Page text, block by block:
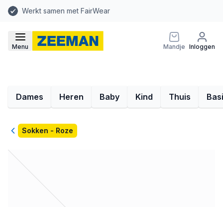
Werkt samen met FairWear
Menu Mandje Inloggen
Dames Heren Baby Kind Thuis
TerugSokken - Roze